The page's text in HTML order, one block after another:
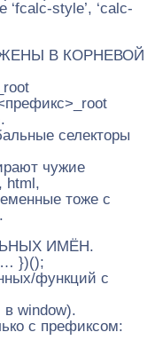
style’, ‘calc-
В КОРНЕВОЙ
селекторы
чужие
html,
тоже с
ИМЁН.
… })();
функций с
window).
с префиксом: